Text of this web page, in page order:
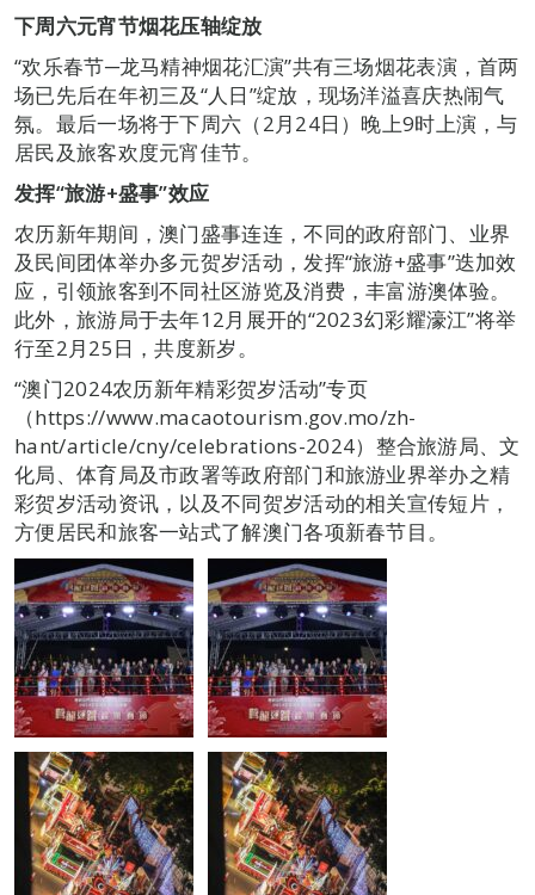
下周六元宵节烟花压轴绽放
“欢乐春节─龙马精神烟花汇演”共有三场烟花表演，首两
场已先后在年初三及“人日”绽放，现场洋溢喜庆热闹气
氛。最后一场将于下周六（2月24日）晚上9时上演，与
居民及旅客欢度元宵佳节。
发挥“旅游+盛事”效应
农历新年期间，澳门盛事连连，不同的政府部门、业界
及民间团体举办多元贺岁活动，发挥“旅游+盛事”迭加效
应，引领旅客到不同社区游览及消费，丰富游澳体验。
此外，旅游局于去年12月展开的“2023幻彩耀濠江”将举
行至2月25日，共度新岁。
“澳门2024农历新年精彩贺岁活动”专页
（https://www.macaotourism.gov.mo/zh-
hant/article/cny/celebrations-2024）整合旅游局、文
化局、体育局及市政署等政府部门和旅游业界举办之精
彩贺岁活动资讯，以及不同贺岁活动的相关宣传短片，
方便居民和旅客一站式了解澳门各项新春节目。